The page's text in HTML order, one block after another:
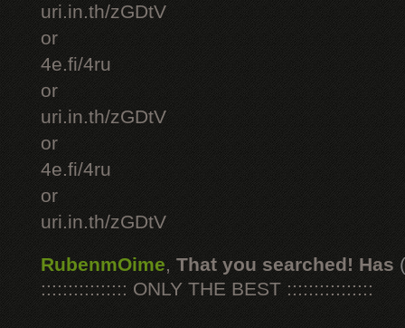
uri.in.th/zGDtV
or
4e.fi/4ru
or
uri.in.th/zGDtV
or
4e.fi/4ru
or
uri.in.th/zGDtV
RubenmOime, That you searched! Has
:::::::::::::::: ONLY THE BEST ::::::::::::::::